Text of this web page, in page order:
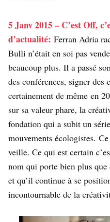
5 Janv 2015 – C’est Off,
d’actualité: Ferran Adria
Bulli n’était en soi pas
beaucoup plus. Il a passé
des conférences, signer des
certainement de même en
sur sa valeur phare, la
fondation qui a subit un
mouvements écologistes.
veille. Ce qui est certain
nom qui porte bien plus
et qu’il continue à se
incontournable de la